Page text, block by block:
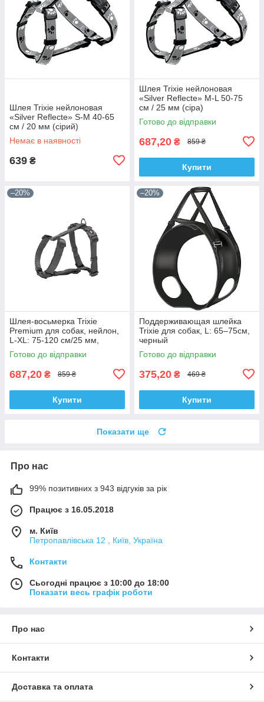
Шлея Trixie нейлоновая
«Silver Reflecte» S-M 40-65
см / 20 мм (сірий)
Немає в наявності
639 ₴
Шлея Trixie нейлоновая
«Silver Reflecte» M-L 50-75
см / 25 мм (сіра)
Готово до відправки
687,20 ₴ 859 ₴
Купити
–20%
Шлея-восьмерка Trixie
Premium для собак, нейлон,
L-XL: 75-120 см/25 мм,
графитовая
Готово до відправки
687,20 ₴ 859 ₴
Купити
–20%
Поддерживающая шлейка
Trixie для собак, L: 65–75см,
черный
Готово до відправки
375,20 ₴ 469 ₴
Купити
Показати ще
Про нас
99% позитивних з 943 відгуків за рік
Працює з 16.05.2018
м. Київ
Петропавлівська 12 , Київ, Україна
Контакти
Сьогодні працює з 10:00 до 18:00
Показати весь графік роботи
Про нас
Контакти
Доставка та оплата